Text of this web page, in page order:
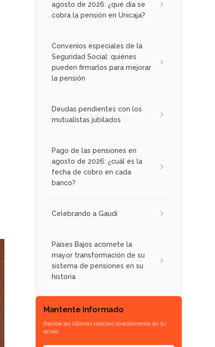
agosto de 2026: ¿qué día se
cobra la pensión en Unicaja?
Convenios especiales de la
Seguridad Social: quiénes
pueden firmarlos para mejorar
la pensión
Deudas pendientes con los
mutualistas jubilados
Pago de las pensiones en
agosto de 2026: ¿cuál es la
fecha de cobro en cada
banco?
Celebrando a Gaudí
Países Bajos acomete la
mayor transformación de su
sistema de pensiones en su
historia
Mantente informado
Recibe las últimas noticias directamente en tu
email.